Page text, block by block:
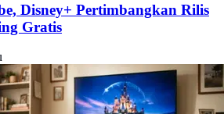
Disney+ Pertimbangkan Rilis
Gratis